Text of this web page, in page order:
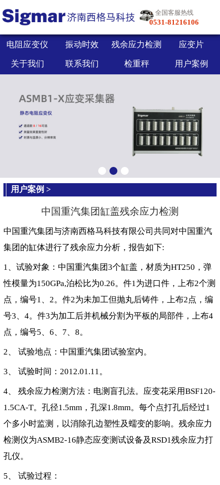
全国客服热线
0531-81216106
电阻应变仪 振动时效 残余应力检测 应变片
关于我们 联系我们 检重秤 用户案例
用户案例 >
中国重汽集团缸盖残余应力检测
中国重汽集团与济南西格马科技有限公司共同对中国重汽
集团的缸体进行了残余应力分析，报告如下:
1、试验对象：中国重汽集团3个缸盖，材质为HT250，弹
性模量为150GPa,泊松比为0.26。件1为进口件，上布2个测
点，编号1、2。件2为未加工但抛丸后铸件，上布2点，编
号3、4。件3为加工后并机械分割为平板的局部件，上布4
点，编号5、6、7、8。
2、 试验地点：中国重汽集团试验室内。
3、 试验时间：2012.01.11。
4、 残余应力检测方法：电测盲孔法。应变花采用BSF120-
1.5CA-T。孔径1.5mm，孔深1.8mm。每个点打孔后经过1
个多小时监测，以消除孔边塑性及蠕变的影响。残余应力
检测仪为ASMB2-16静态应变测试设备及RSD1残余应力打
孔仪。
5、 试验过程：